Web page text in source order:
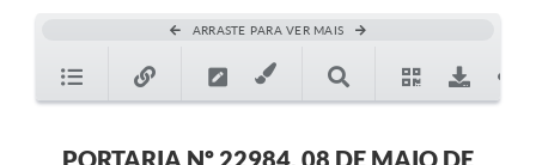
ARRASTE PARA VER MAIS
PORTARIA Nº 22984, 08 DE MAIO DE